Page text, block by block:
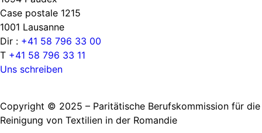
Case postale 1215
1001 Lausanne
Dir : +41 58 796 33 00
T +41 58 796 33 11
Uns schreiben
Copyright © 2025 – Paritätische Berufskommission für die
Reinigung von Textilien in der Romandie